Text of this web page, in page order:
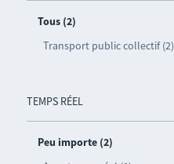
Tous (2)
Transport public collectif (2)
TEMPS RÉEL
Peu importe (2)